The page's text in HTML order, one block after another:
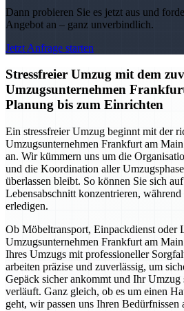
Dann probieren Sie es jetzt aus und
Angebot an – ganz unverbindlich.
Jetzt Anfrage starten
Stressfreier Umzug mit dem
Umzugsunternehmen
Planung bis zum Einrichten
Ein stressfreier Umzug beginnt mit der
Umzugsunternehmen Frankfurt am
an. Wir kümmern uns um die
und die Koordination aller
überlassen bleibt. So können Sie sich
Lebensabschnitt konzentrieren,
erledigen.
Ob Möbeltransport, Einpackdienst oder
Umzugsunternehmen Frankfurt am
Ihres Umzugs mit professioneller
arbeiten präzise und zuverlässig, um
Gepäck sicher ankommt und Ihr
verläuft. Ganz gleich, ob es um einen
geht, wir passen uns Ihren Bedürfnissen